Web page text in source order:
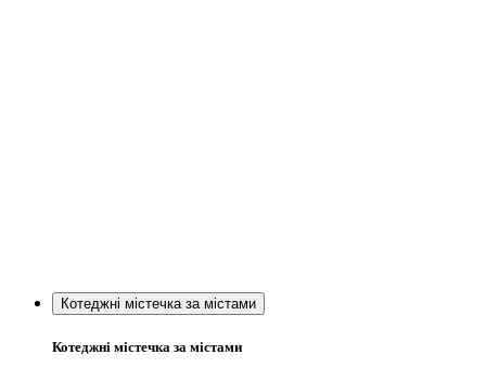
Котеджні містечка за містами
Котеджні містечка за містами